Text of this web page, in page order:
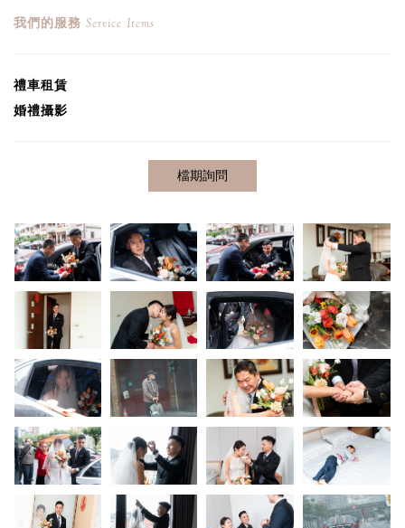
我們的服務 Service Items
禮車租賃
婚禮攝影